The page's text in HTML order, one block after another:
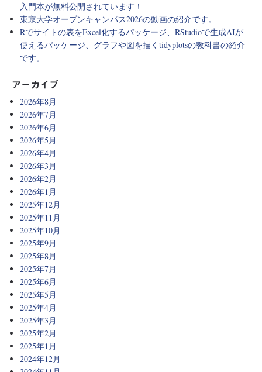
入門本が無料公開されています！
東京大学オープンキャンパス2026の動画の紹介です。
Rでサイトの表をExcel化するパッケージ、RStudioで生成AIが
使えるパッケージ、グラフや図を描くtidyplotsの教科書の紹介
です。
アーカイブ
2026年8月
2026年7月
2026年6月
2026年5月
2026年4月
2026年3月
2026年2月
2026年1月
2025年12月
2025年11月
2025年10月
2025年9月
2025年8月
2025年7月
2025年6月
2025年5月
2025年4月
2025年3月
2025年2月
2025年1月
2024年12月